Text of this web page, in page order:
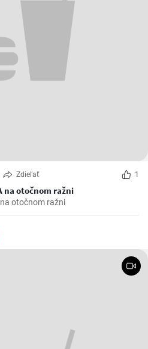
Zdieľať 1
na otočnom ražni
na otočnom ražni